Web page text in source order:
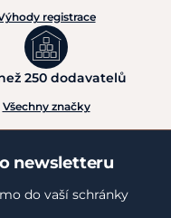
registrace
250 dodavatelů
Všechny značky
newsletteru
do vaší schránky